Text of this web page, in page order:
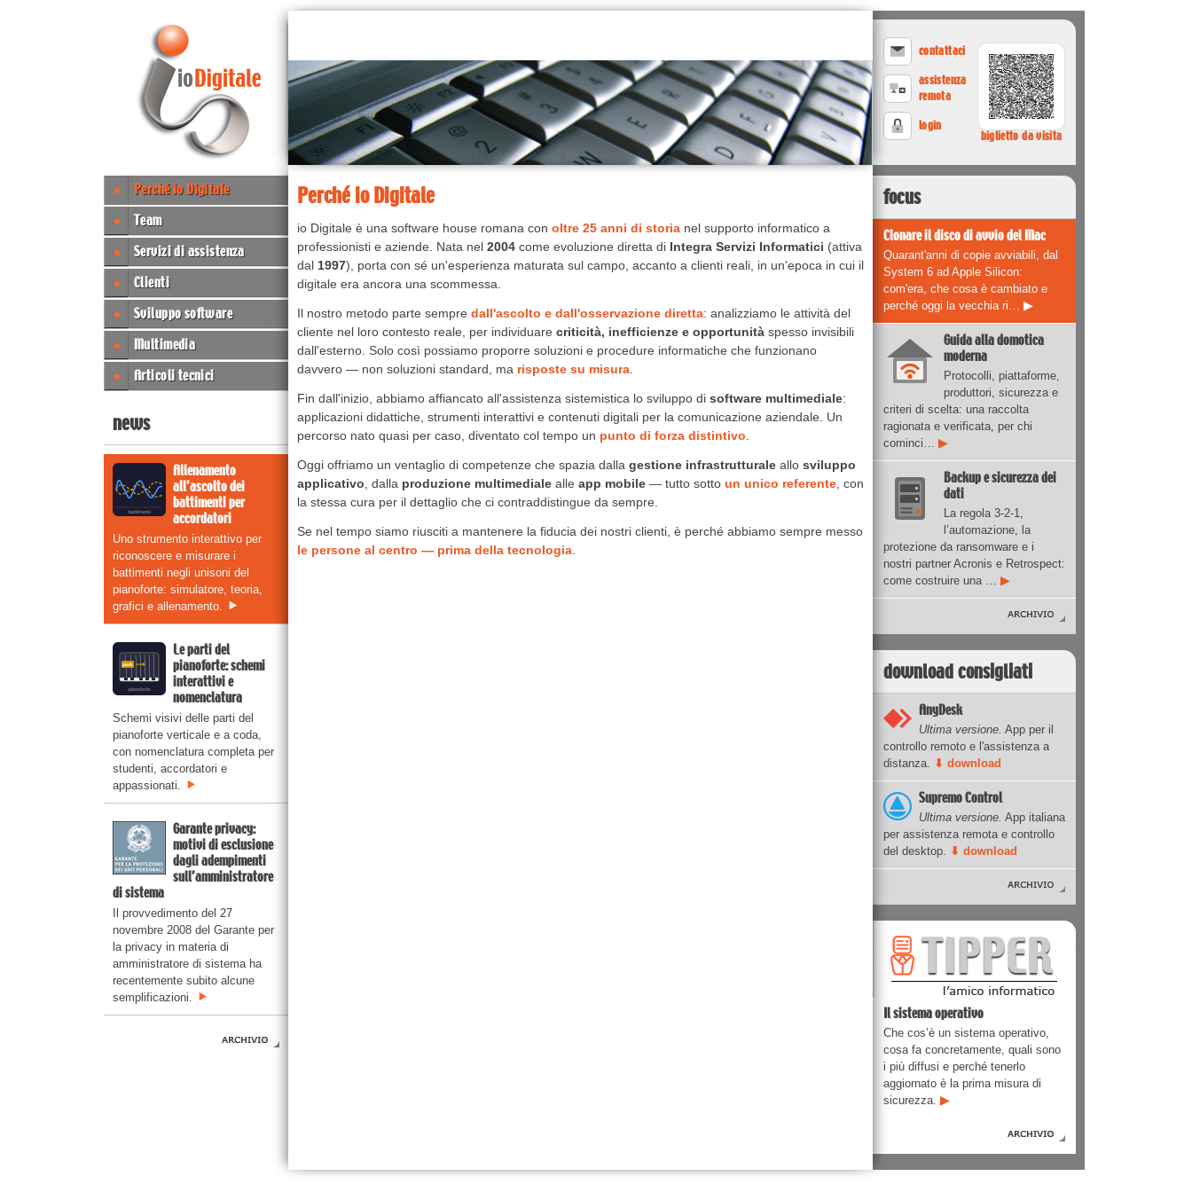
contattaci
assistenza
remota
login
biglietto da visita
Perché io Digitale
Team
Servizi di assistenza
Clienti
Sviluppo software
Multimedia
Articoli tecnici
news
Allenamento
all’ascolto dei
battimenti per
accordatori
Uno strumento interattivo per
riconoscere e misurare i
battimenti negli unisoni del
pianoforte: simulatore, teoria,
grafici e allenamento.
Le parti del
pianoforte: schemi
interattivi e
nomenclatura
Schemi visivi delle parti del
pianoforte verticale e a coda,
con nomenclatura completa per
studenti, accordatori e
appassionati.
Garante privacy:
motivi di esclusione
dagli adempimenti
sull’amministratore
di sistema
Il provvedimento del 27
novembre 2008 del Garante per
la privacy in materia di
amministratore di sistema ha
recentemente subito alcune
semplificazioni.
Perché io Digitale
io Digitale è una software house romana con oltre 25 anni di storia nel supporto informatico a
professionisti e aziende. Nata nel 2004 come evoluzione diretta di Integra Servizi Informatici (attiva
dal 1997), porta con sé un'esperienza maturata sul campo, accanto a clienti reali, in un'epoca in cui il
digitale era ancora una scommessa.
Il nostro metodo parte sempre dall'ascolto e dall'osservazione diretta: analizziamo le attività del
cliente nel loro contesto reale, per individuare criticità, inefficienze e opportunità spesso invisibili
dall'esterno. Solo così possiamo proporre soluzioni e procedure informatiche che funzionano
davvero — non soluzioni standard, ma risposte su misura
Fin dall'inizio, abbiamo affiancato all'assistenza sistemistica lo sviluppo di software multimediale:
applicazioni didattiche, strumenti interattivi e contenuti digitali per la comunicazione aziendale. Un
percorso nato quasi per caso, diventato col tempo un punto di forza distintivo
Oggi offriamo un ventaglio di competenze che spazia dalla gestione infrastrutturale allo sviluppo
applicativo , dalla produzione multimediale alle app mobile — tutto sotto un unico referente , con
la stessa cura per il dettaglio che ci contraddistingue da sempre.
Se nel tempo siamo riusciti a mantenere la fiducia dei nostri clienti, è perché abbiamo sempre messo
le persone al centro — prima della tecnologia
focus
Clonare il disco di avvio del Mac
Quarant'anni di copie avviabili, dal
System 6 ad Apple Silicon:
com'era, che cosa è cambiato e
perché oggi la vecchia ri… ▶
Guida alla domotica
moderna
Protocolli, piattaforme,
produttori, sicurezza e
criteri di scelta: una raccolta
ragionata e verificata, per chi
cominci… ▶
Backup e sicurezza dei
dati
La regola 3-2-1,
l’automazione, la
protezione da ransomware e i
nostri partner Acronis e Retrospect:
come costruire una … ▶
download consigliati
AnyDesk
Ultima versione. App per il
controllo remoto e l'assistenza a
distanza. ⬇ download
Supremo Control
Ultima versione. App italiana
per assistenza remota e controllo
del desktop. ⬇ download
Il sistema operativo
Che cos’è un sistema operativo,
cosa fa concretamente, quali sono
i più diffusi e perché tenerlo
aggiornato è la prima misura di
sicurezza. ▶